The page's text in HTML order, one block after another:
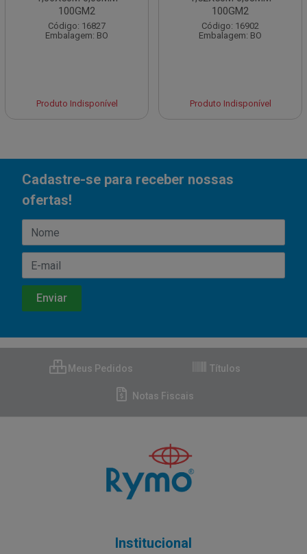
100GM2
Código: 16827
Embalagem: BO
Produto Indisponível
100GM2
Código: 16902
Embalagem: BO
Produto Indisponível
Cadastre-se para receber nossas
ofertas!
Meus Pedidos Títulos
Notas Fiscais
Institucional